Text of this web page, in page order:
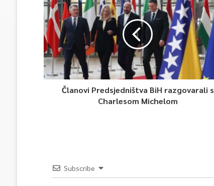
Članovi Predsjedništva BiH razgovarali s
Charlesom Michelom
Subscribe